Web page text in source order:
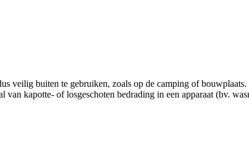
veilig buiten te gebruiken, zoals op de camping of
kapotte- of losgeschoten bedrading in een apparaat (bv.